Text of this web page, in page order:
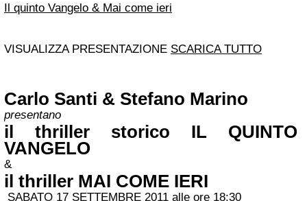
Il quinto Vangelo & Mai come ieri
VISUALIZZA PRESENTAZIONE SCARICA TUTTO
Carlo Santi & Stefano Marino
presentano
il thriller storico IL QUINTO
VANGELO
&
il thriller MAI COME IERI
SABATO 17 SETTEMBRE 2011 alle ore 18:30